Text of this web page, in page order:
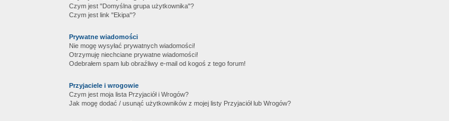
Czym jest "Domyślna grupa użytkownika"?
Czym jest link "Ekipa"?
Prywatne wiadomości
Nie mogę wysyłać prywatnych wiadomości!
Otrzymuję niechciane prywatne wiadomości!
Odebrałem spam lub obraźliwy e-mail od kogoś z tego forum!
Przyjaciele i wrogowie
Czym jest moja lista Przyjaciół i Wrogów?
Jak mogę dodać / usunąć użytkowników z mojej listy Przyjaciół lub Wrogów?